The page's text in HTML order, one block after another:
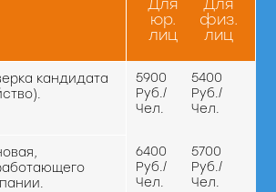
Для
юр.
лиц
Для
физ.
лиц
кандидата
5900
Руб./
Чел.
5400
Руб./
Чел.
6400
Руб./
Чел.
5700
Руб./
Чел.